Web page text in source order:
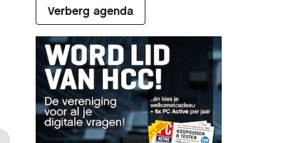
Verberg agenda